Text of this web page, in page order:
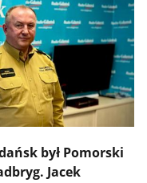
był Pomorski
Jacek